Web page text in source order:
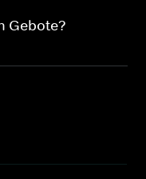
Gebote?